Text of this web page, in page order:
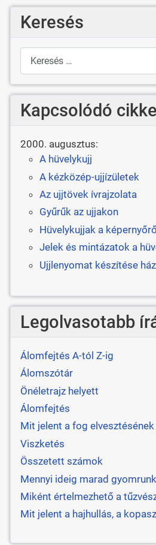
Keresés
Keresés
Kapcsolódó
2000. augusztus:
A hüvelykujj
A kézközép-ujjízületek
Az ujjtövek ívrajzolata
Gyűrűk az ujjakon
Hüvelykujjak a
Jelek és mintázatok a
Ujjlenyomat készítése
Legolvasotabb
Álomfejtés A-tól Z-ig
Álomszótár
Önéletrajz helyett
Álomfejtés
Mit jelent a fog elvesztésének
Viszketés
Összetett számok
Mennyi ideig marad
Miként értelmezhető a
Mit jelent a hajhullás, a